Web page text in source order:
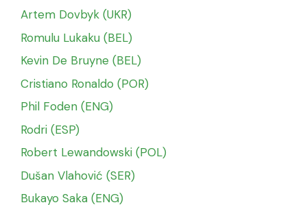
Artem Dovbyk (UKR)
Romulu Lukaku (BEL)
Kevin De Bruyne (BEL)
Cristiano Ronaldo (POR)
Phil Foden (ENG)
Rodri (ESP)
Robert Lewandowski (POL)
Dušan Vlahović (SER)
Bukayo Saka (ENG)